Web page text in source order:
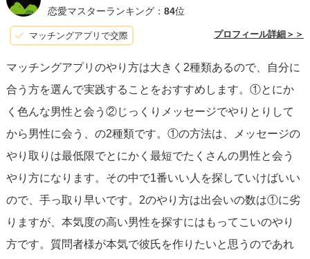
経験談の一端でしかないですが、お役に立てれば幸いで
す。
恋愛マスターランキング： 84位
マッチングアプリで交際 プロフィール詳細＞＞
マッチングアプリのやり方は大きく2種類あるので、自分に
合う方を選んで実践することをおすすめします。①とにか
く色んな男性と会う②じっくりメッセージでやりとりして
から男性に会う、の2種類です。①の方法は、メッセージの
やり取りは最低限でとにかく最短でたくさんの男性と会う
やり方になります。その中で1番いい人を探していけばいい
ので、手っ取り早いです。2のやり方は出会いの数は①に劣
りますが、本気度の高い男性を探すにはもってこいのやり
方です。質問者様が本気で彼氏を作りたいと思うのであれ